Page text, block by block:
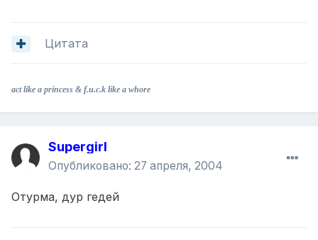
Цитата
act like a princess & f.u.c.k like a whore
Supergirl
Опубликовано: 27 апреля, 2004
Отурма, дур гедей